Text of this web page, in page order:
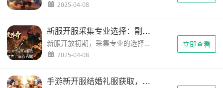
2025-04-08
新服开服采集专业选择：副职收益对比与市场策略解析
新服开放初期，采集专业的选择直接影响玩家经济收益与发展节奏。本文通过对比六大采集副职的市场需求、材料产出规律及投入回报周期，结合开服阶段特殊经济模型，为不同发展路线的玩家提供数据化决策支持。我们将重点解析矿脉勘探、草药学、剥皮术等核心采集技能的优劣势组合策略。...
2025-04-08
立即查看
手游新开服结婚礼服获取，限定时装解锁攻略-全维度方案解析